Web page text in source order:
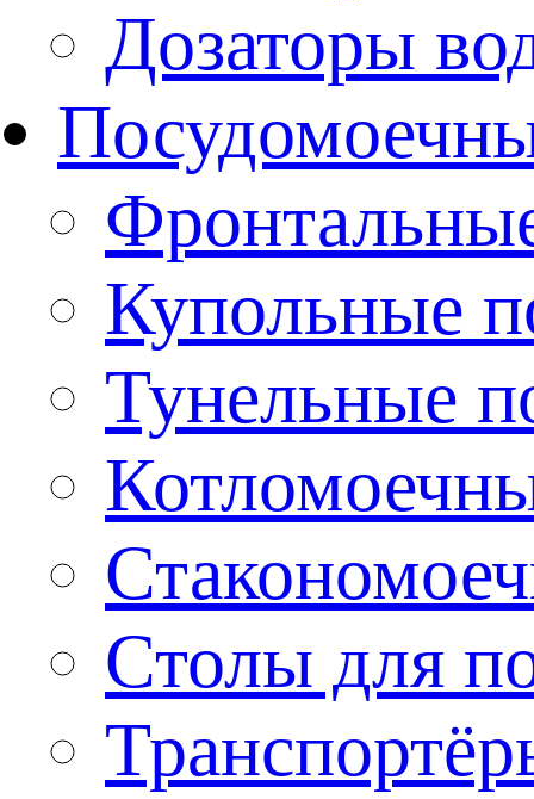
Дозаторы
Купольные
Тунельные
Столы для